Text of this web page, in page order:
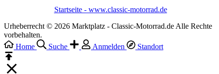
Startseite - www.classic-motorrad.de
Urheberrecht © 2026 Marktplatz - Classic-Motorrad.de Alle Rechte
vorbehalten.
Home
Suche Anmelden Standort